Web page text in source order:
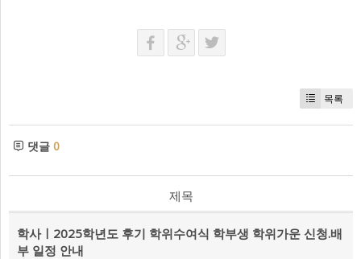
목록
댓글 0
제목
학사ㅣ2025학년도 후기 학위수여식 학부생 학위가운 신청.배
부 일정 안내